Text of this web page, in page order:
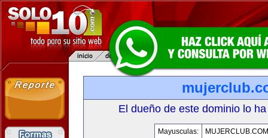
El dueño de este dominio lo
Mayusculas:
MUJERCLUB.COM